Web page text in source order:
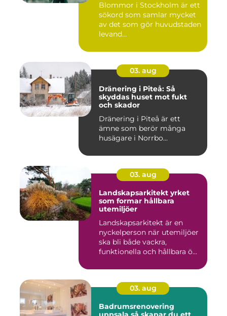
Blommor i Stockholm är ett
sökord som samlar mycket
av det som gör huvudstaden
levand...
03. aug
Dränering i Piteå: Så
skyddas huset mot fukt
och skador
Dränering i Piteå är ett
ämne som berör många
husägare i Norrbo...
03. aug
Landskapsarkitekt yrket
som formar hållbara
utemiljöer
Landskapsarkitekt är en
nyckelperson när utemiljöer
ska bli både vackra,
funktionella och hållbara ö...
03. aug
Badrumsrenovering